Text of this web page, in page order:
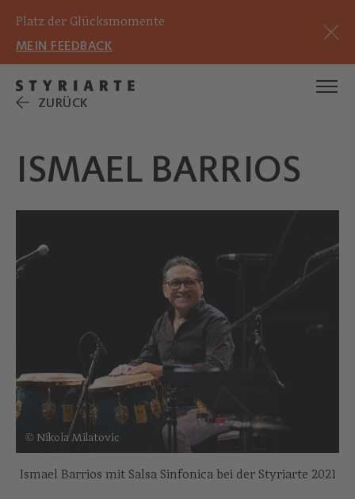
Platz der Glücksmomente
MEIN FEEDBACK
ZURÜCK
ISMAEL BARRIOS
© Nikola Milatovic
Ismael Barrios mit Salsa Sinfonica bei der Styriarte 2021